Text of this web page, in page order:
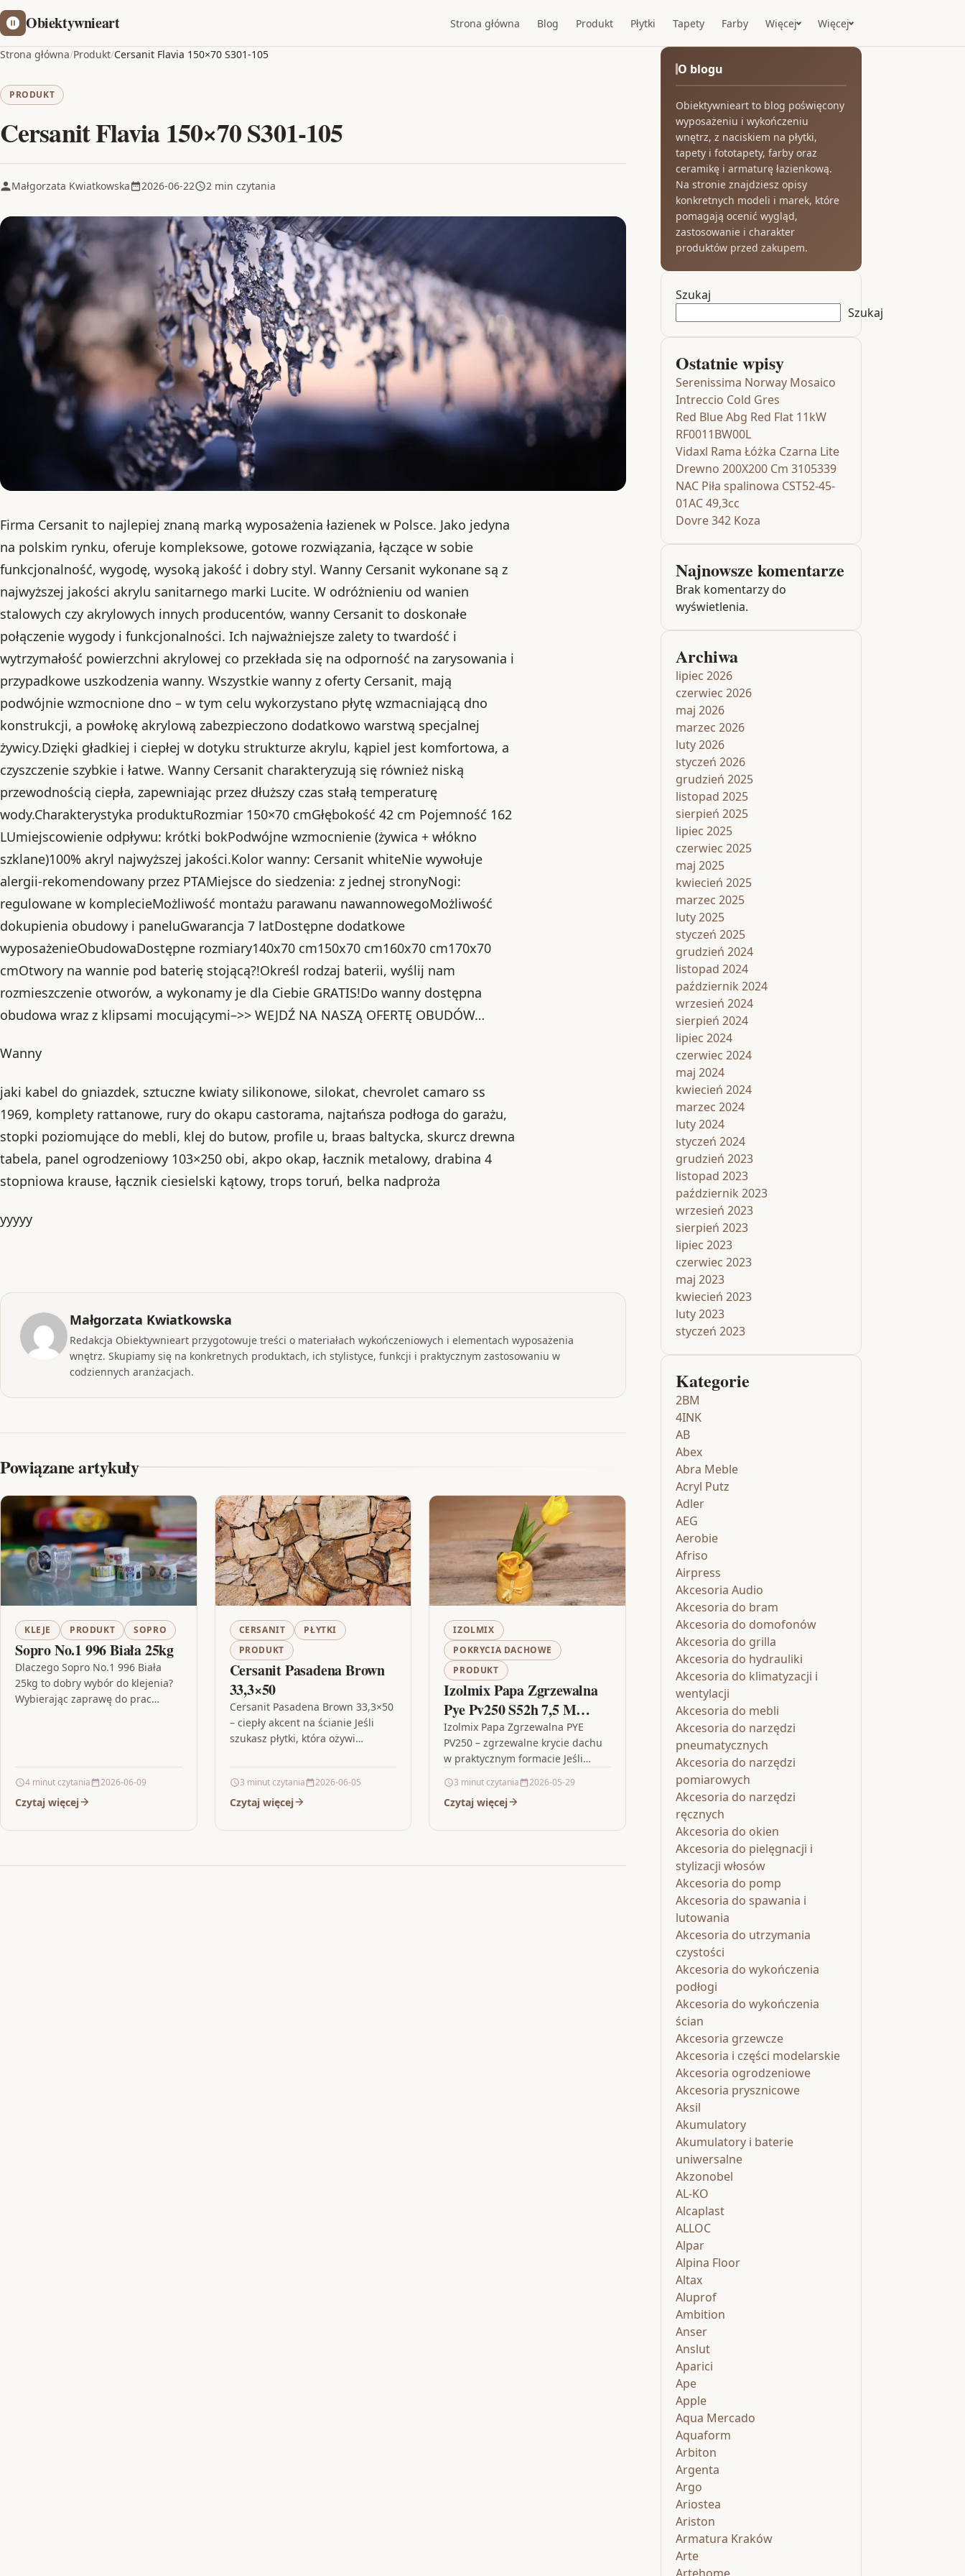
Obiektywnieart Strona główna Blog Produkt Płytki Tapety Farby Więcej Więcej
Strona główna/Produkt/Cersanit Flavia 150×70 S301-105
PRODUKT
Cersanit Flavia 150×70 S301-105
Małgorzata Kwiatkowska 2026-06-22 2 min czytania
Firma Cersanit to najlepiej znaną marką wyposażenia łazienek w Polsce. Jako jedyna
na polskim rynku, oferuje kompleksowe, gotowe rozwiązania, łączące w sobie
funkcjonalność, wygodę, wysoką jakość i dobry styl. Wanny Cersanit wykonane są z
najwyższej jakości akrylu sanitarnego marki Lucite. W odróżnieniu od wanien
stalowych czy akrylowych innych producentów, wanny Cersanit to doskonałe
połączenie wygody i funkcjonalności. Ich najważniejsze zalety to twardość i
wytrzymałość powierzchni akrylowej co przekłada się na odporność na zarysowania i
przypadkowe uszkodzenia wanny. Wszystkie wanny z oferty Cersanit, mają
podwójnie wzmocnione dno – w tym celu wykorzystano płytę wzmacniającą dno
konstrukcji, a powłokę akrylową zabezpieczono dodatkowo warstwą specjalnej
żywicy.Dzięki gładkiej i ciepłej w dotyku strukturze akrylu, kąpiel jest komfortowa, a
czyszczenie szybkie i łatwe. Wanny Cersanit charakteryzują się również niską
przewodnością ciepła, zapewniając przez dłuższy czas stałą temperaturę
wody.Charakterystyka produktuRozmiar 150×70 cmGłębokość 42 cm Pojemność 162
LUmiejscowienie odpływu: krótki bokPodwójne wzmocnienie (żywica + włókno
szklane)100% akryl najwyższej jakości.Kolor wanny: Cersanit whiteNie wywołuje
alergii-rekomendowany przez PTAMiejsce do siedzenia: z jednej stronyNogi:
regulowane w komplecieMożliwość montażu parawanu nawannowegoMożliwość
dokupienia obudowy i paneluGwarancja 7 latDostępne dodatkowe
wyposażenieObudowaDostępne rozmiary140x70 cm150x70 cm160x70 cm170x70
cmOtwory na wannie pod baterię stojącą?!Określ rodzaj baterii, wyślij nam
rozmieszczenie otworów, a wykonamy je dla Ciebie GRATIS!Do wanny dostępna
obudowa wraz z klipsami mocującymi–>> WEJDŹ NA NASZĄ OFERTĘ OBUDÓW…
Wanny
jaki kabel do gniazdek, sztuczne kwiaty silikonowe, silokat, chevrolet camaro ss
1969, komplety rattanowe, rury do okapu castorama, najtańsza podłoga do garażu,
stopki poziomujące do mebli, klej do butow, profile u, braas baltycka, skurcz drewna
tabela, panel ogrodzeniowy 103×250 obi, akpo okap, łacznik metalowy, drabina 4
stopniowa krause, łącznik ciesielski kątowy, trops toruń, belka nadproża
yyyyy
Małgorzata Kwiatkowska
Redakcja Obiektywnieart przygotowuje treści o materiałach wykończeniowych i elementach wyposażenia
wnętrz. Skupiamy się na konkretnych produktach, ich stylistyce, funkcji i praktycznym zastosowaniu w
codziennych aranżacjach.
Powiązane artykuły
KLEJE PRODUKT SOPRO
Sopro No.1 996 Biała 25kg
Dlaczego Sopro No.1 996 Biała
25kg to dobry wybór do klejenia?
Wybierając zaprawę do prac
4 minut czytania 2026-06-09
Czytaj więcej
CERSANIT
PŁYTKI
PRODUKT
Cersanit Pasadena Brown
33,3×50
Cersanit Pasadena Brown 33,3×50
– ciepły akcent na ścianie Jeśli
szukasz płytki, która ożywi
„ziemistego” charakteru, Cersanit
Pasadena Brown…
3 minut czytania 2026-06-05
Czytaj więcej
IZOLMIX
POKRYCIA DACHOWE
PRODUKT
Izolmix Papa Zgrzewalna
Pye Pv250 S52h 7,5 M
Rolka 7,5 M 2
5,2mm+/-15% 1 M
Izolmix Papa Zgrzewalna PYE
PV250 – zgrzewalne krycie dachu
w praktycznym formacie Jeśli
wykonanie pokrycia dachowego,
liczy się materiał, który zapewnia…
3 minut czytania 2026-05-29
Czytaj więcej
O blogu
Obiektywnieart to blog poświęcony
wyposażeniu i wykończeniu
wnętrz, z naciskiem na płytki,
tapety i fototapety, farby oraz
ceramikę i armaturę łazienkową.
Na stronie znajdziesz opisy
konkretnych modeli i marek, które
pomagają ocenić wygląd,
zastosowanie i charakter
produktów przed zakupem.
Szukaj
Szukaj
Ostatnie wpisy
Serenissima Norway Mosaico
Intreccio Cold Gres
Red Blue Abg Red Flat 11kW
RF0011BW00L
Vidaxl Rama Łóżka Czarna Lite
Drewno 200X200 Cm 3105339
NAC Piła spalinowa CST52-45-
01AC 49,3cc
Dovre 342 Koza
Najnowsze komentarze
Brak komentarzy do
wyświetlenia.
Archiwa
lipiec 2026
czerwiec 2026
maj 2026
marzec 2026
luty 2026
styczeń 2026
grudzień 2025
listopad 2025
sierpień 2025
lipiec 2025
czerwiec 2025
maj 2025
kwiecień 2025
marzec 2025
luty 2025
styczeń 2025
grudzień 2024
listopad 2024
październik 2024
wrzesień 2024
sierpień 2024
lipiec 2024
czerwiec 2024
maj 2024
kwiecień 2024
marzec 2024
luty 2024
styczeń 2024
grudzień 2023
listopad 2023
październik 2023
wrzesień 2023
sierpień 2023
lipiec 2023
czerwiec 2023
maj 2023
kwiecień 2023
luty 2023
styczeń 2023
Kategorie
2BM
4INK
AB
Abex
Abra Meble
Acryl Putz
Adler
AEG
Aerobie
Afriso
Airpress
Akcesoria Audio
Akcesoria do bram
Akcesoria do domofonów
Akcesoria do grilla
Akcesoria do hydrauliki
Akcesoria do klimatyzacji i
wentylacji
Akcesoria do mebli
Akcesoria do narzędzi
pneumatycznych
Akcesoria do narzędzi
pomiarowych
Akcesoria do narzędzi
ręcznych
Akcesoria do okien
Akcesoria do pielęgnacji i
stylizacji włosów
Akcesoria do pomp
Akcesoria do spawania i
lutowania
Akcesoria do utrzymania
czystości
Akcesoria do wykończenia
podłogi
Akcesoria do wykończenia
ścian
Akcesoria grzewcze
Akcesoria i części modelarskie
Akcesoria ogrodzeniowe
Akcesoria prysznicowe
Aksil
Akumulatory
Akumulatory i baterie
uniwersalne
Akzonobel
AL-KO
Alcaplast
ALLOC
Alpar
Alpina Floor
Altax
Aluprof
Ambition
Anser
Anslut
Aparici
Ape
Apple
Aqua Mercado
Aquaform
Arbiton
Argenta
Argo
Ariostea
Ariston
Armatura Kraków
Arte